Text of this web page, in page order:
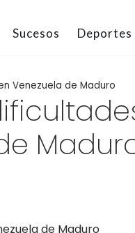
Sucesos Deportes
Venezuela de Maduro